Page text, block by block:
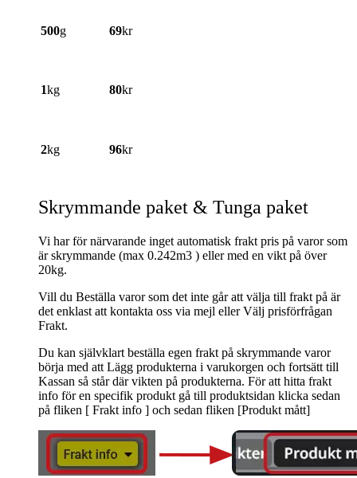
500g 69kr
1kg 80kr
2kg 96kr
Skrymmande paket & Tunga paket
Vi har för närvarande inget automatisk frakt pris på varor som
är skrymmande (max 0.242m3 ) eller med en vikt på över
20kg.
Vill du Beställa varor som det inte går att välja till frakt på är
det enklast att kontakta oss via mejl eller Välj prisförfrågan
Frakt.
Du kan självklart beställa egen frakt på skrymmande varor
börja med att Lägg produkterna i varukorgen och fortsätt till
Kassan så står där vikten på produkterna. För att hitta frakt
info för en specifik produkt gå till produktsidan klicka sedan
på fliken [ Frakt info ] och sedan fliken [Produkt mått]